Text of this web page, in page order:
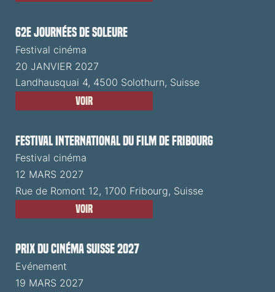
62e Journées de Soleure
Festival cinéma
20 JANVIER 2027
Landhausquai 4, 4500 Solothurn, Suisse
Voir
Festival International du Film de Fribourg
Festival cinéma
12 MARS 2027
Rue de Romont 12, 1700 Fribourg, Suisse
Voir
Prix du Cinéma Suisse 2027
Evénement
19 MARS 2027